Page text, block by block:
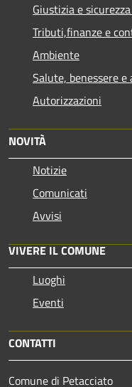
Giustizia e
Tributi,finanze e
Ambiente
Salute, benessere e
Autorizzazioni
NOVITÀ
Notizie
Comunicati
Avvisi
VIVERE IL COMUNE
Luoghi
Eventi
CONTATTI
Comune di Petacciato